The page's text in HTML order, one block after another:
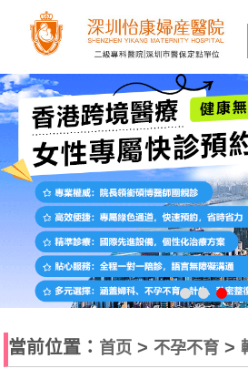
當前位置： 首页 > 不孕不育 >